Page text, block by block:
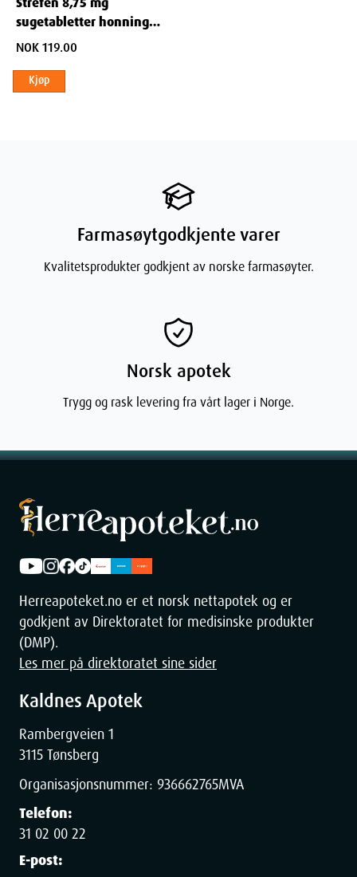
Weight
sugetabletter honning
og sitron 16 stk
NOK 119.00
Kjøp
Farmasøytgodkjente varer
Kvalitetsprodukter godkjent av norske farmasøyter.
Norsk apotek
Trygg og rask levering fra vårt lager i Norge.
Herreapoteket.no er et norsk nettapotek og er
godkjent av Direktoratet for medisinske produkter
(DMP).
Les mer på direktoratet sine sider
Kaldnes Apotek
Rambergveien 1
3115 Tønsberg
Organisasjonsnummer: 936662765MVA
Telefon:
31 02 00 22
E-post: